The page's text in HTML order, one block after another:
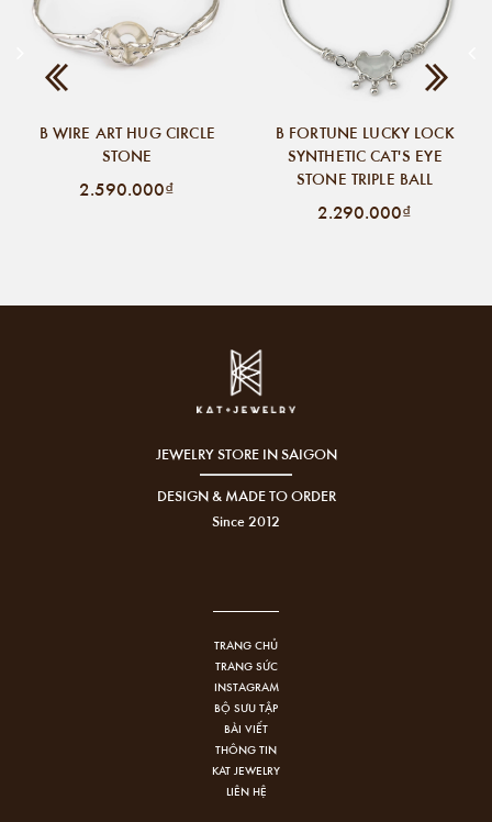
B WIRE ART HUG CIRCLE
STONE
2.590.000₫
B FORTUNE LUCKY LOCK
SYNTHETIC CAT'S EYE
STONE TRIPLE BALL
2.290.000₫
JEWELRY STORE IN SAIGON
DESIGN & MADE TO ORDER
Since 2012
TRANG CHỦ
TRANG SỨC
INSTAGRAM
BỘ SƯU TẬP
BÀI VIẾT
THÔNG TIN
KAT JEWELRY
LIÊN HỆ